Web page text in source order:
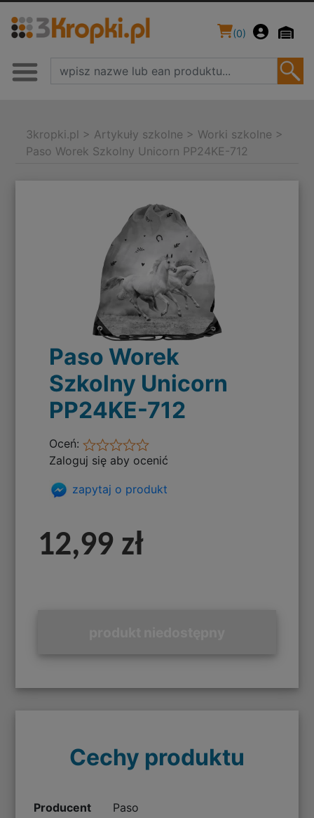
(0)
3kropki.pl > Artykuły szkolne > Worki szkolne >
Paso Worek Szkolny Unicorn PP24KE-712
Paso Worek
Szkolny Unicorn
PP24KE-712
Oceń:
Zaloguj się aby ocenić
zapytaj o produkt
12,99 zł
Cechy produktu
Producent Paso